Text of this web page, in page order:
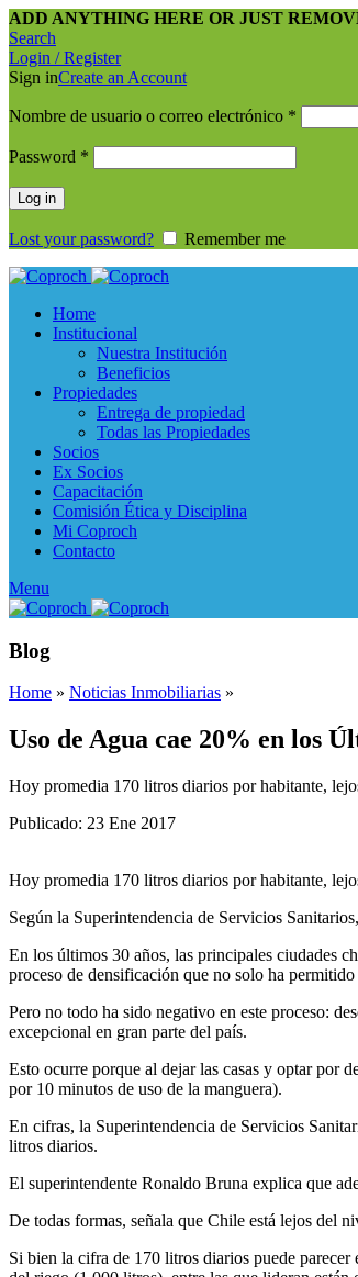
ADD ANYTHING HERE OR JUST
Search
Login / Register
Sign inCreate an Account
Nombre de usuario o correo electrónico *
Password *
Log in
Lost your password? Remember me
Home
Institucional
Nuestra Institución
Beneficios
Propiedades
Entrega de propiedad
Todas las Propiedades
Socios
Ex Socios
Capacitación
Comisión Ética y Disciplina
Mi Coproch
Contacto
Menu
Blog
Home » Noticias Inmobiliarias »
Uso de Agua cae 20% en los
Hoy promedia 170 litros diarios por habitante,
Publicado: 23 Ene 2017
Hoy promedia 170 litros diarios por habitante,
Según la Superintendencia de Servicios
En los últimos 30 años, las principales ciudades
proceso de densificación que no solo ha
Pero no todo ha sido negativo en este proceso:
excepcional en gran parte del país.
Esto ocurre porque al dejar las casas y optar por
por 10 minutos de uso de la manguera).
En cifras, la Superintendencia de Servicios
litros diarios.
El superintendente Ronaldo Bruna explica que
De todas formas, señala que Chile está lejos del
Si bien la cifra de 170 litros diarios puede parecer